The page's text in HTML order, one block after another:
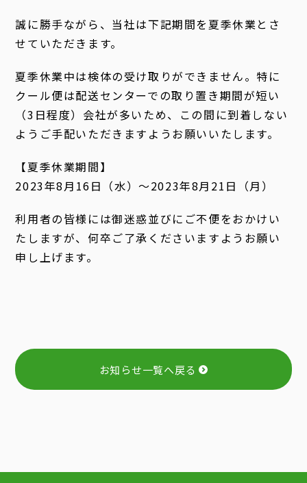
誠に勝手ながら、当社は下記期間を夏季休業とさ
せていただきます。
夏季休業中は検体の受け取りができません。特に
クール便は配送センターでの取り置き期間が短い
（3日程度）会社が多いため、この間に到着しない
ようご手配いただきますようお願いいたします。
【夏季休業期間】
2023年8月16日（水）～2023年8月21日（月）
利用者の皆様には御迷惑並びにご不便をおかけい
たしますが、何卒ご了承くださいますようお願い
申し上げます。
お知らせ一覧へ戻る